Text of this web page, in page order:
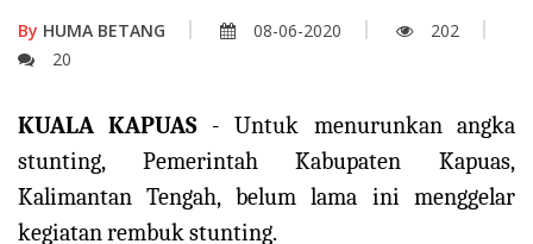
By HUMA BETANG 08-06-2020
202
20
KUALA KAPUAS- Untuk menurunkan angka
stunting, Pemerintah Kabupaten Kapuas,
Kalimantan Tengah, belum lama ini menggelar
kegiatan rembuk stunting.